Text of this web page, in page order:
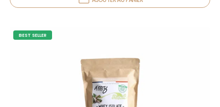
BEST SELLER